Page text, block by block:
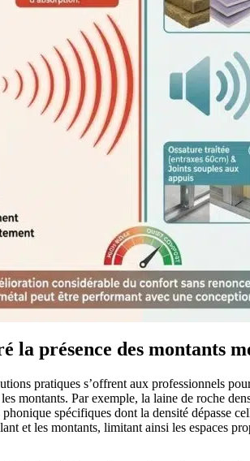
la présence des montants
pratiques s’offrent aux professionnels
montants. Par exemple, la laine de roche
spécifiques dont la densité dépasse
et les montants, limitant ainsi les espaces